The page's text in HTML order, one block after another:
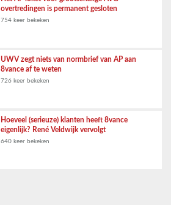
overtredingen is permanent gesloten
754 keer bekeken
UWV zegt niets van normbrief van AP aan
8vance af te weten
726 keer bekeken
Hoeveel (serieuze) klanten heeft 8vance
eigenlijk? René Veldwijk vervolgt
640 keer bekeken